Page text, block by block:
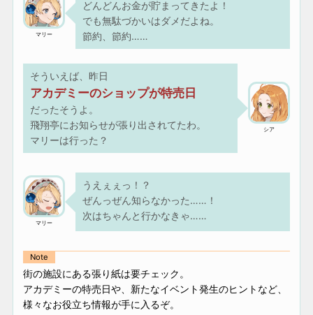
マリー
どんどんお金が貯まってきたよ！
でも無駄づかいはダメだよね。
節約、節約……
そういえば、昨日
アカデミーのショップが特売日
だったそうよ。
飛翔亭にお知らせが張り出されてたわ。
マリーは行った？
シア
マリー
うえぇぇっ！？
ぜんっぜん知らなかった……！
次はちゃんと行かなきゃ……
Note
街の施設にある張り紙は要チェック。
アカデミーの特売日や、新たなイベント発生のヒントなど、
様々なお役立ち情報が手に入るぞ。